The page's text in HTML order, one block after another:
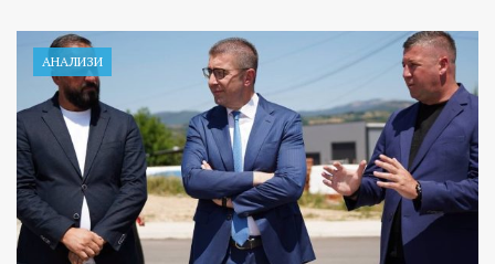
АНАЛИЗИ